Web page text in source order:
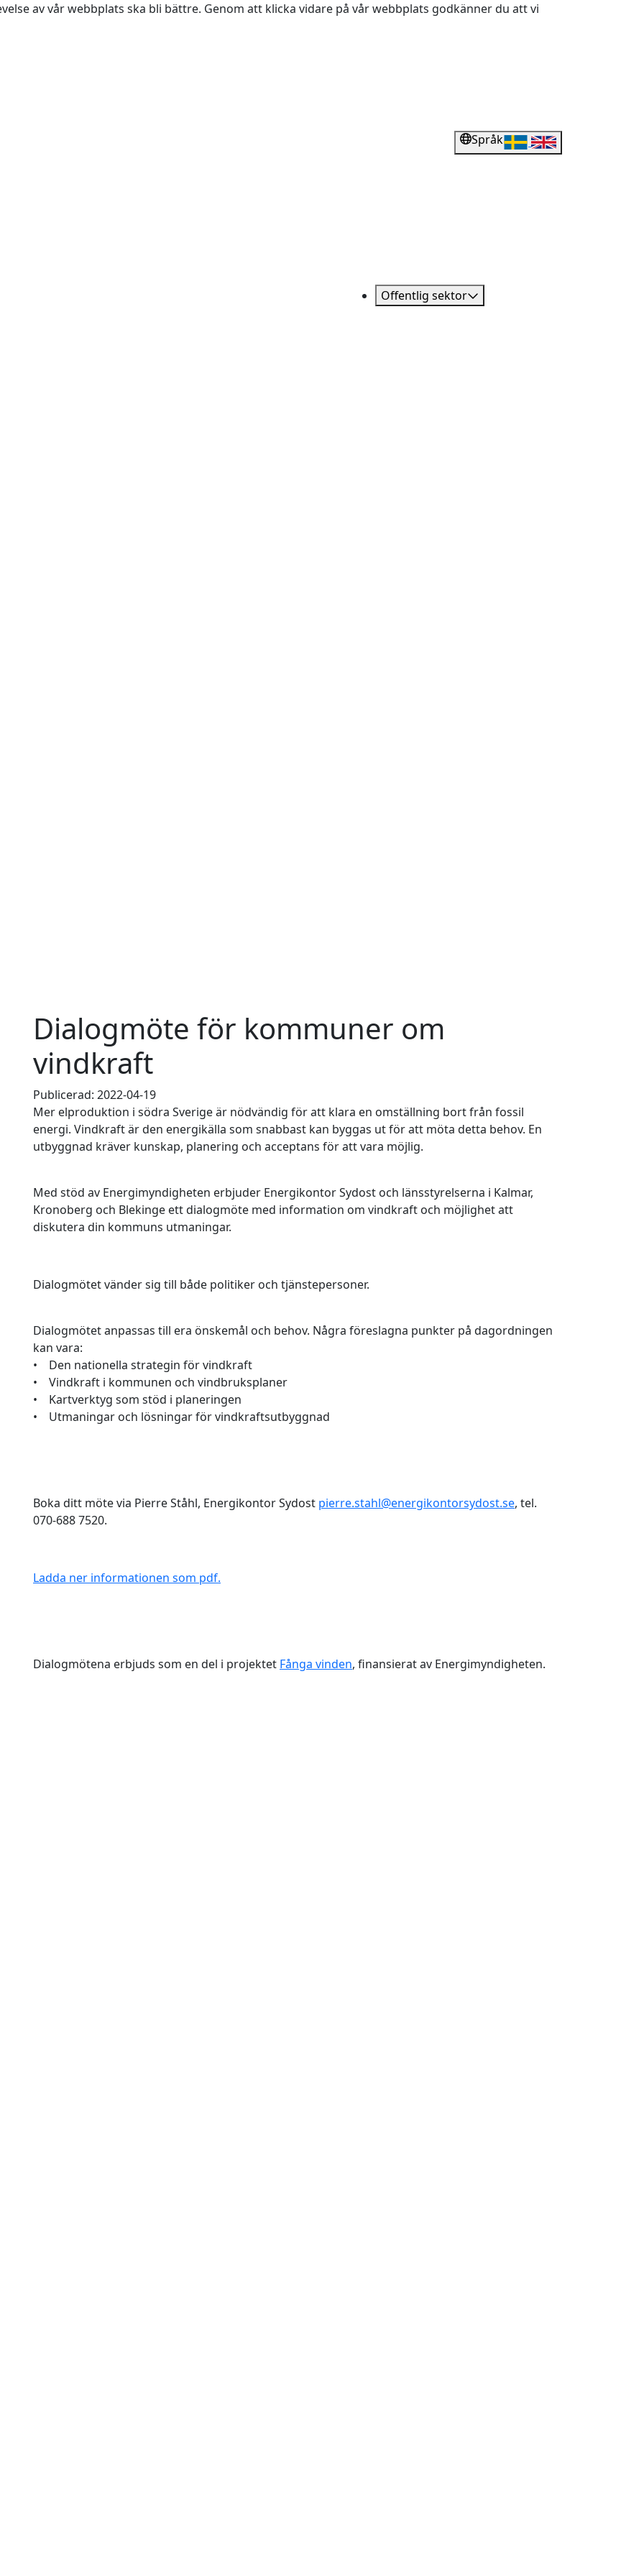
av vår webbplats ska bli bättre. Genom att klicka vidare på vår webbplats godkänner du att vi
Språk
Offentlig sektor
Dialogmöte för kommuner om
vindkraft
Publicerad: 2022-04-19
Mer elproduktion i södra Sverige är nödvändig för att klara en omställning bort från fossil
energi. Vindkraft är den energikälla som snabbast kan byggas ut för att möta detta behov. En
utbyggnad kräver kunskap, planering och acceptans för att vara möjlig.
Med stöd av Energimyndigheten erbjuder Energikontor Sydost och länsstyrelserna i Kalmar,
Kronoberg och Blekinge ett dialogmöte med information om vindkraft och möjlighet att
diskutera din kommuns utmaningar.
Dialogmötet vänder sig till både politiker och tjänstepersoner.
Dialogmötet anpassas till era önskemål och behov. Några föreslagna punkter på dagordningen
kan vara:
• Den nationella strategin för vindkraft
• Vindkraft i kommunen och vindbruksplaner
• Kartverktyg som stöd i planeringen
• Utmaningar och lösningar för vindkraftsutbyggnad
Boka ditt möte via Pierre Ståhl, Energikontor Sydost pierre.stahl@energikontorsydost.se, tel.
070-688 7520.
Ladda ner informationen som pdf.
Dialogmötena erbjuds som en del i projektet Fånga vinden, finansierat av Energimyndigheten.